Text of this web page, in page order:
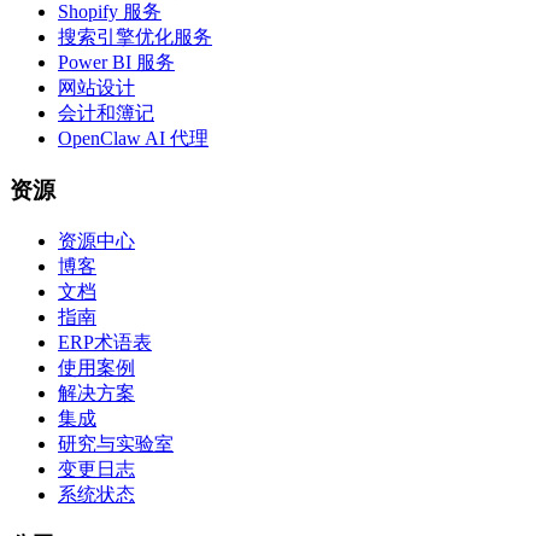
Shopify 服务
搜索引擎优化服务
Power BI 服务
网站设计
会计和簿记
OpenClaw AI 代理
资源
资源中心
博客
文档
指南
ERP术语表
使用案例
解决方案
集成
研究与实验室
变更日志
系统状态